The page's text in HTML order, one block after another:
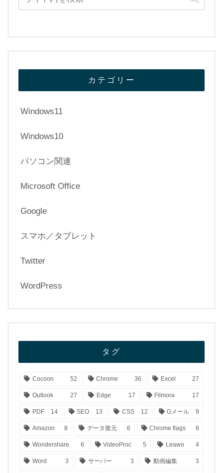
カテゴリー
Windows11
Windows10
パソコン関連
Microsoft Office
Google
スマホ／タブレット
Twitter
WordPress
タグ
Cocoon 52 Chrome 36 Excel 27
Outlook 27 Edge 17 Filmora 17
PDF 14 SEO 13 CSS 12 Gメール 9
Amazon 8 データ復元 6 Chrome flags 6
Wondershare 6 VideoProc 5 Leawo 4
Word 3 サーバー 3 動画編集 3